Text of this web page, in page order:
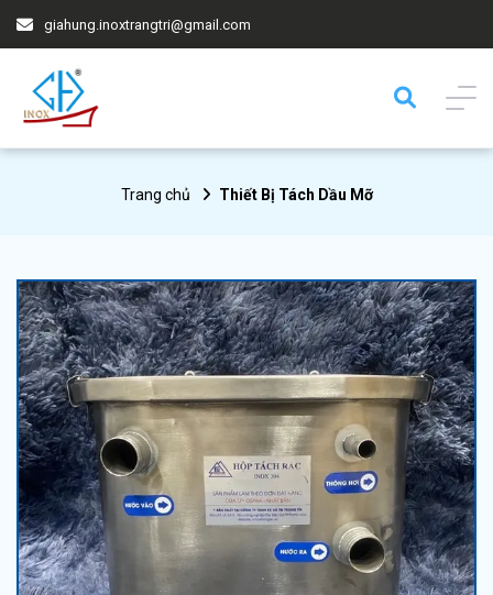
giahung.inoxtrangtri@gmail.com
Trang chủ Thiết Bị Tách Dầu Mỡ